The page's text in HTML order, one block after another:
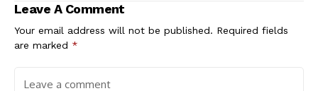
Bertambah
Leave A Comment
Your email address will not be published. Required fields
are marked *